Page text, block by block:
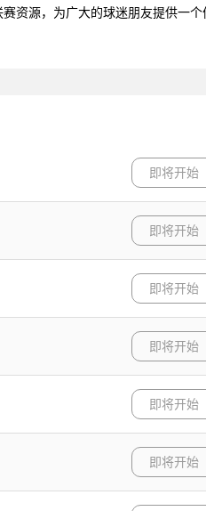
资源，为广大的球迷朋友提供一个
即将开始
即将开始
即将开始
即将开始
即将开始
即将开始